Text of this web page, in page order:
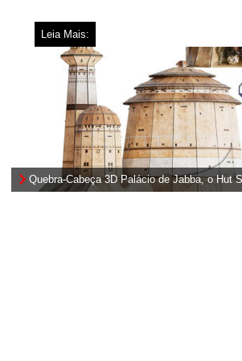
Leia Mais:
Quebra-Cabeça 3D Palácio de Jabba, o Hut
Wars 4D Build